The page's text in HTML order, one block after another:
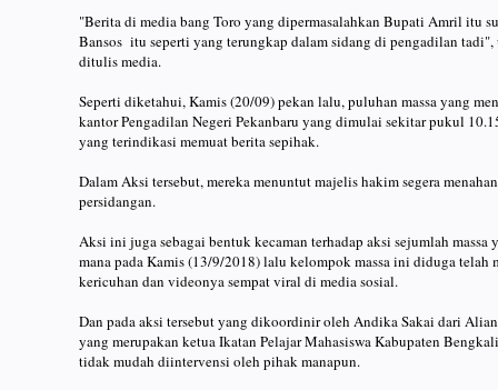
"Berita di media bang Toro yang dipermasalahkan Bupati Amril itu
Bansos itu seperti yang terungkap dalam sidang di pengadilan
ditulis media.
Seperti diketahui, Kamis (20/09) pekan lalu, puluhan massa yang
kantor Pengadilan Negeri Pekanbaru yang dimulai sekitar pukul
yang terindikasi memuat berita sepihak.
Dalam Aksi tersebut, mereka menuntut majelis hakim segera
persidangan.
Aksi ini juga sebagai bentuk kecaman terhadap aksi sejumlah massa
mana pada Kamis (13/9/2018) lalu kelompok massa ini diduga
kericuhan dan videonya sempat viral di media sosial.
Dan pada aksi tersebut yang dikoordinir oleh Andika Sakai dari
yang merupakan ketua Ikatan Pelajar Mahasiswa Kabupaten
tidak mudah diintervensi oleh pihak manapun.